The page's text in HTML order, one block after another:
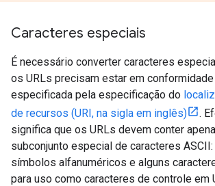
Caracteres especiais
É necessário converter caracteres
os URLs precisam estar em
especificada pela especificação do
de recursos (URI, na sigla em inglês)
.
significa que os URLs devem conter
subconjunto especial de caracteres
símbolos alfanuméricos e alguns
para uso como caracteres de controle em